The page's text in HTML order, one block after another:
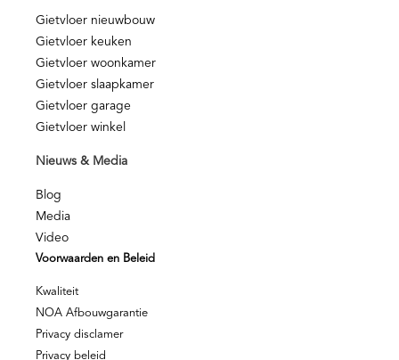
Gietvloer nieuwbouw
Gietvloer keuken
Gietvloer woonkamer
Gietvloer slaapkamer
Gietvloer garage
Gietvloer winkel
Nieuws & Media
Blog
Media
Video
Voorwaarden en Beleid
Kwaliteit
NOA Afbouwgarantie
Privacy disclamer
Privacy beleid